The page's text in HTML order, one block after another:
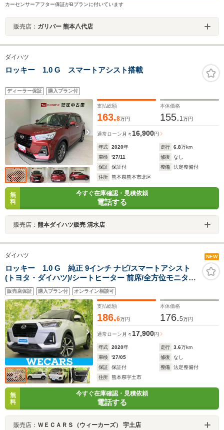
カーセンサーアフター保証がBプランに付いています
販売店： ガリバー 熊本八代店
ダイハツ
ロッキー 1.0 G スマートアシスト搭載
ディーラー保証 購入プラン付
支払総額
163.8万円
本体価格
155. 1万円
通常ローン 月々 16,900円
年式 2020年 走行 6.8万km
車検
'27/11 修復
なし
保証
保証付 整備
法定整備付
住所
熊本県熊本市北区
無
料
今すぐ在庫確認・見積依頼
電話する
販売店： 熊本ダイハツ販売 清水店
ダイハツ NEW
ロッキー 1.0 G 純正 9インチ ナビ/スマートアシスト
(トヨタ・ダイハツ)/シートヒーター 前席/全方位モニター/
ドライブレコーダー 純正/ヘッドランプ LED/USBジャッ
ク/Bluetooth接続
販売店保証 購入プラン付 オンライン相談可
支払総額
186.6万円
本体価格
176.5万円
通常ローン 月々 17,900円
年式 2020年 走行 3.6万km
車検
'27/05 修復
なし
保証
保証付 整備
法定整備付
住所
熊本県宇土市
無
料
今すぐ在庫確認・見積依頼
電話する
販売店： ＷＥＣＡＲＳ（ウィーカーズ） 宇土店